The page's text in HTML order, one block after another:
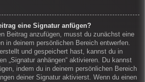
eine Signatur anfügen?
Beitrag anzufügen, musst du zunächst eine
in deinem persönlichen Bereich entwerfen.
und gespeichert hast, kannst du in
„Signatur anhängen“ aktivieren. Du kannst
indem du in deinem persönlichen Bereich
deiner Signatur aktivierst. Wenn du einen